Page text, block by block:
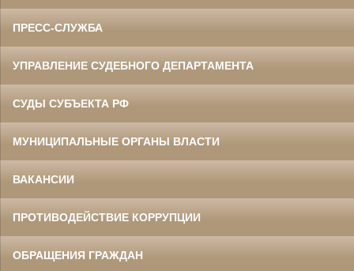
ПРЕСС-СЛУЖБА
УПРАВЛЕНИЕ СУДЕБНОГО ДЕПАРТАМЕНТА
СУДЫ СУБЪЕКТА РФ
МУНИЦИПАЛЬНЫЕ ОРГАНЫ ВЛАСТИ
ВАКАНСИИ
ПРОТИВОДЕЙСТВИЕ КОРРУПЦИИ
ОБРАЩЕНИЯ ГРАЖДАН